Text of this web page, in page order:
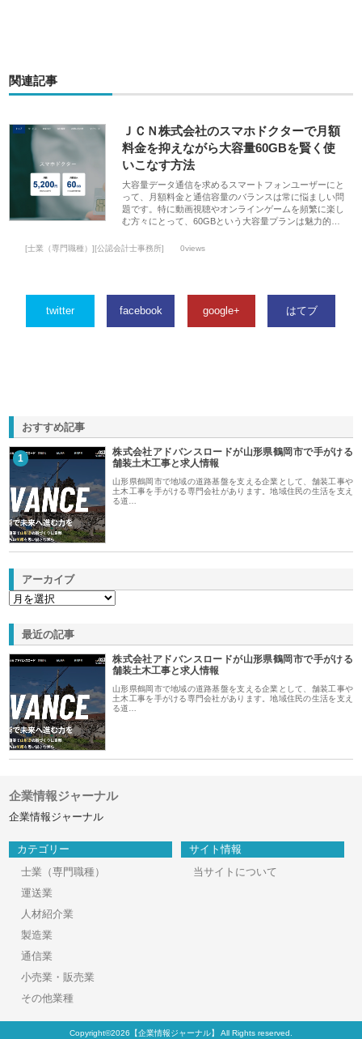
関連記事
ＪＣＮ株式会社のスマホドクターで月額
料金を抑えながら大容量60GBを賢く使
いこなす方法
大容量データ通信を求めるスマートフォンユーザーにと
って、月額料金と通信容量のバランスは常に悩ましい問
題です。特に動画視聴やオンラインゲームを頻繁に楽し
む方々にとって、60GBという大容量プランは魅力的…
[士業（専門職種）][公認会計士事務所] 0views
twitter facebook google+ はてブ
おすすめ記事
1
株式会社アドバンスロードが山形県鶴岡市で手がける
舗装土木工事と求人情報
山形県鶴岡市で地域の道路基盤を支える企業として、舗装工事や
土木工事を手がける専門会社があります。地域住民の生活を支え
る道…
アーカイブ
最近の記事
株式会社アドバンスロードが山形県鶴岡市で手がける
舗装土木工事と求人情報
山形県鶴岡市で地域の道路基盤を支える企業として、舗装工事や
土木工事を手がける専門会社があります。地域住民の生活を支え
る道…
企業情報ジャーナル
企業情報ジャーナル
カテゴリー
士業（専門職種）
運送業
人材紹介業
製造業
通信業
小売業・販売業
その他業種
サイト情報
当サイトについて
Copyright©2026【企業情報ジャーナル】 All Rights reserved.